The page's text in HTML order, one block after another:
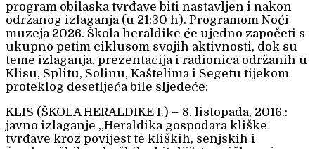
program obilaska tvrđave biti nastavljen i nakon
održanog izlaganja (u 21:30 h). Programom Noći
muzeja 2026. Škola heraldike će ujedno započeti s
ukupno petim ciklusom svojih aktivnosti, dok su
teme izlaganja, prezentacija i radionica održanih u
Klisu, Splitu, Solinu, Kaštelima i Segetu tijekom
proteklog desetljeća bile sljedeće:
KLIS (ŠKOLA HERALDIKE I.) – 8. listopada, 2016.:
javno izlaganje „Heraldika gospodara kliške
tvrđave kroz povijest te kliških, senjskih i